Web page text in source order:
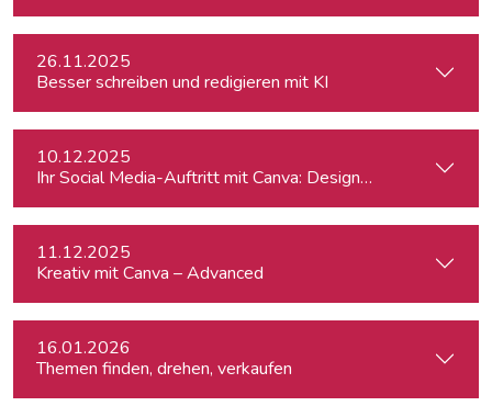
26.11.2025
Besser schreiben und redigieren mit KI
10.12.2025
Ihr Social Media-Auftritt mit Canva: Designs, die begeistern
11.12.2025
Kreativ mit Canva – Advanced
16.01.2026
Themen finden, drehen, verkaufen